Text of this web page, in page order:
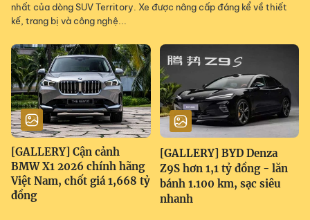
nhất của dòng SUV Territory. Xe được nâng cấp đáng kể về thiết
kế, trang bị và công nghệ...
[GALLERY] Cận cảnh
BMW X1 2026 chính hãng
Việt Nam, chốt giá 1,668 tỷ
đồng
[GALLERY] BYD Denza
Z9S hơn 1,1 tỷ đồng - lăn
bánh 1.100 km, sạc siêu
nhanh